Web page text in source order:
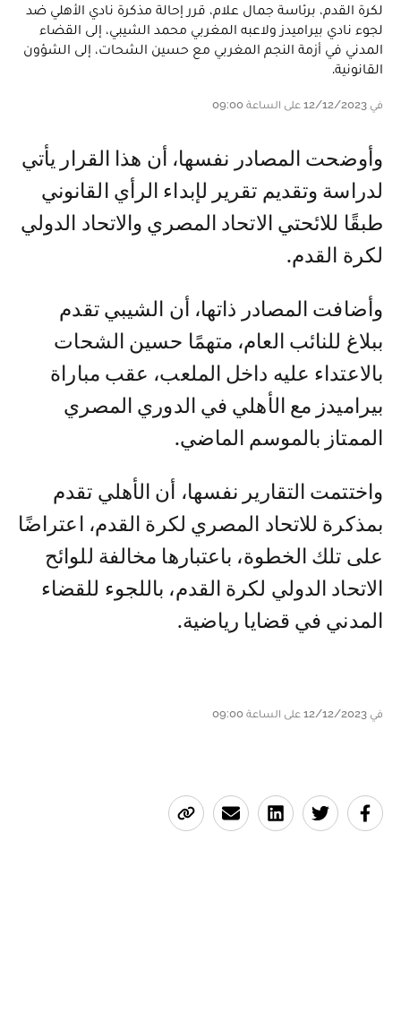
لكرة القدم، برئاسة جمال علام، قرر إحالة مذكرة نادي الأهلي ضد
لجوء نادي بيراميدز ولاعبه المغربي محمد الشيبي، إلى القضاء
المدني في أزمة النجم المغربي مع حسين الشحات، إلى الشؤون
القانونية.
في 12/12/2023 على الساعة 09:00
وأوضحت المصادر نفسها، أن هذا القرار يأتي
لدراسة وتقديم تقرير لإبداء الرأي القانوني
طبقًا للائحتي الاتحاد المصري والاتحاد الدولي
لكرة القدم.
وأضافت المصادر ذاتها، أن الشيبي تقدم
ببلاغ للنائب العام، متهمًا حسين الشحات
بالاعتداء عليه داخل الملعب، عقب مباراة
بيراميدز مع الأهلي في الدوري المصري
الممتاز بالموسم الماضي.
واختتمت التقارير نفسها، أن الأهلي تقدم
بمذكرة للاتحاد المصري لكرة القدم، اعتراضًا
على تلك الخطوة، باعتبارها مخالفة للوائح
الاتحاد الدولي لكرة القدم، باللجوء للقضاء
المدني في قضايا رياضية.
في 12/12/2023 على الساعة 09:00